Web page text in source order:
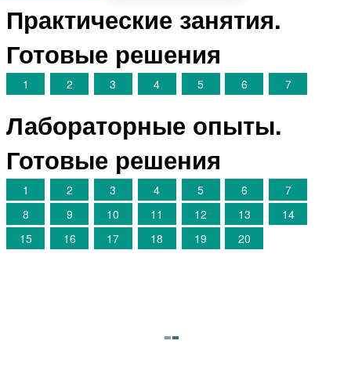
Практические занятия.
Готовые решения
1 2 3 4 5 6 7
Лабораторные опыты.
Готовые решения
1 2 3 4 5 6
7
8
9 10 11 12 13
14
15
16 17 18 19 20